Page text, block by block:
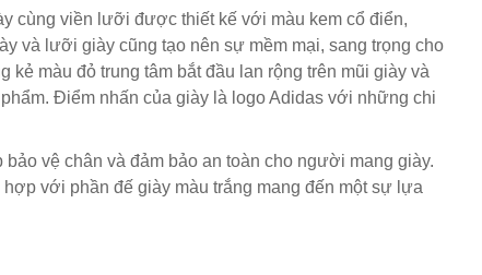
cùng viền lưỡi được thiết kế với màu kem cổ điển,
và lưỡi giày cũng tạo nên sự mềm mại, sang trọng cho
màu đỏ trung tâm bắt đầu lan rộng trên mũi giày và
Điểm nhấn của giày là logo Adidas với những chi
vệ chân và đảm bảo an toàn cho người mang giày.
với phần đế giày màu trắng mang đến một sự lựa